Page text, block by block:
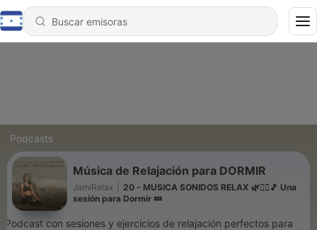
Podcasts
Música de Relajación para DORMIR
JamiRelax
20 - MUSICA SONIDOS RELAX 🌿🧘‍♀️🎵 Una
sesión para Dormir 💤
Podcast con sesiones y ejercicios de relajación perfectos para